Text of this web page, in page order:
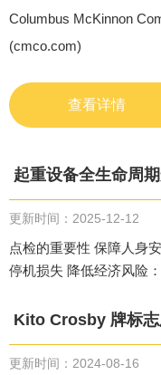
Columbus McKinnon
(cmco.com)
查看详情
起重设备全生命周
安全防线
更新时间：2025-12-12
点检的重要性 保障人身
停机损失 降低经济风险
Kito Crosby 牌标
更新时间：2024-08-16